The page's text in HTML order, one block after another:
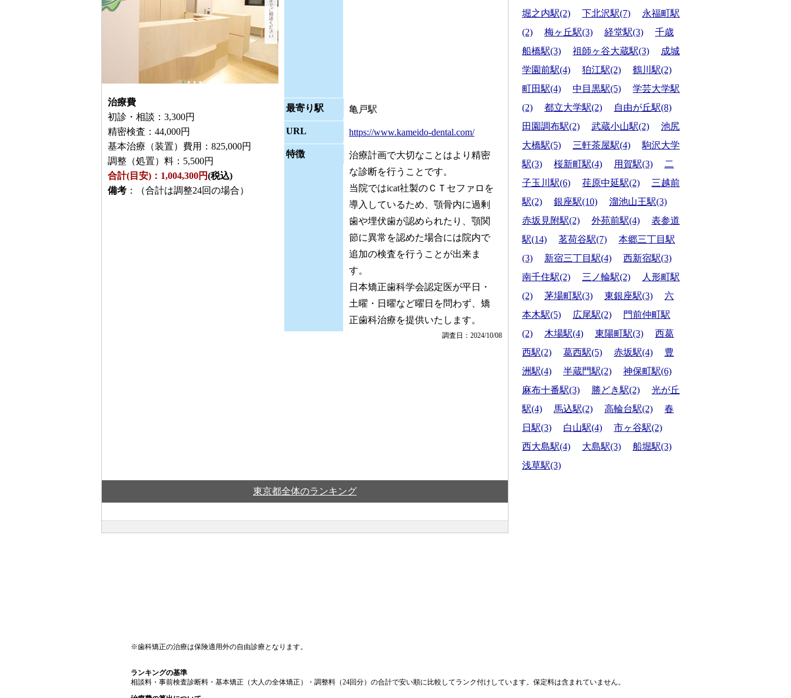
治療費
初診・相談：3,300円
精密検査：44,000円
基本治療（装置）費用：825,000円
調整（処置）料：5,500円
合計(目安)：1,004,300円(税込)
備考 ：（合計は調整24回の場合）
最寄り駅 亀戸駅
URL https://www.kameido-dental.com/
特徴
治療計画で大切なことはより精密
な診断を行うことです。
当院ではicat社製のＣＴセファロを
導入しているため、顎骨内に過剰
歯や埋伏歯が認められたり、顎関
節に異常を認めた場合には院内で
追加の検査を行うことが出来ま
す。
日本矯正歯科学会認定医が平日・
土曜・日曜など曜日を問わず、矯
正歯科治療を提供いたします。
調査日：2024/10/08
東京都全体のランキング
堀之内駅(2)
下北沢駅(7)
永福町駅
(2)
梅ヶ丘駅(3) 経堂駅(3)
千歳
船橋駅(3)
祖師ヶ谷大蔵駅(3)
成城
学園前駅(4)
狛江駅(2)
鶴川駅(2)
町田駅(4)
中目黒駅(5)
学芸大学駅
(2)
都立大学駅(2)
自由が丘駅(8)
田園調布駅(2)
武蔵小山駅(2)
池尻
大橋駅(5)
三軒茶屋駅(4)
駒沢大学
駅(3)
桜新町駅(4) 用賀駅(3)
二
子玉川駅(6)
荏原中延駅(2)
三越前
駅(2)
銀座駅(10)
溜池山王駅(3)
赤坂見附駅(2)
外苑前駅(4)
表参道
駅(14)
茗荷谷駅(7)
本郷三丁目駅
(3)
新宿三丁目駅(4)
西新宿駅(3)
南千住駅(2)
三ノ輪駅(2)
人形町駅
(2)
茅場町駅(3) 東銀座駅(3)
六
本木駅(5)
広尾駅(2)
門前仲町駅
(2)
木場駅(4) 東陽町駅(3)
西葛
西駅(2)
葛西駅(5) 赤坂駅(4)
豊
洲駅(4)
半蔵門駅(2)
神保町駅(6)
麻布十番駅(3)
勝どき駅(2)
光が丘
駅(4)
馬込駅(2) 高輪台駅(2)
春
日駅(3)
白山駅(4)
市ヶ谷駅(2)
西大島駅(4)
大島駅(3)
船堀駅(3)
浅草駅(3)
※歯科矯正の治療は保険適用外の自由診療となります。
ランキングの基準
相談料・事前検査診断料・基本矯正（大人の全体矯正）・調整料（24回分）の合計で安い順に比較してランク付けしています。保定料は含まれていません。